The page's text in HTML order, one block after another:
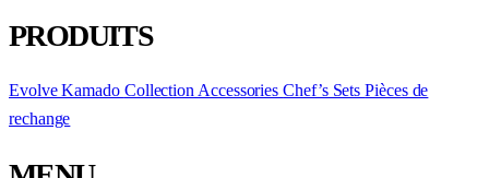
PRODUITS
Evolve Kamado CollectionAccessoriesChef’s SetsPièces de
rechange